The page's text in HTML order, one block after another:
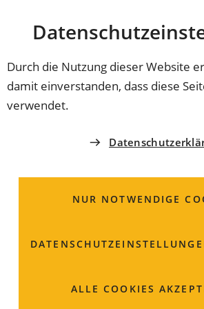
Durch die Nutzung dieser Website
damit einverstanden, dass diese
verwendet.
NUR NOTWENDIGE
ALLE COOKIES
INHALT ANSPRINGEN
Coburg
BAUVERWALTUNGS- UND
Fachkundiger
09561 89-62604